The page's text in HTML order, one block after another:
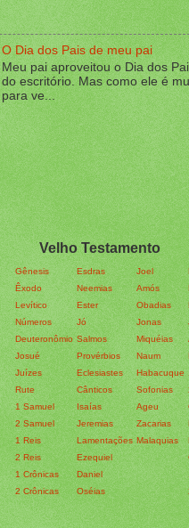
O Dia dos Pais de meu pai
Meu pai aproveitou o Dia dos
do escritório. Mas como ele é
para ve...
Velho Testamento
Gênesis
Êxodo
Levítico
Números
Deuteronômio
Josué
Juízes
Rute
1 Samuel
2 Samuel
1 Reis
2 Reis
1 Crônicas
2 Crônicas
Esdras
Neemias
Ester
Jó
Salmos
Provérbios
Eclesiastes
Cânticos
Isaías
Jeremias
Lamentações
Ezequiel
Daniel
Oséias
Joel
Amós
Obadias
Jonas
Miquéias
Naum
Habacuque
Sofonias
Ageu
Zacarias
Malaquias